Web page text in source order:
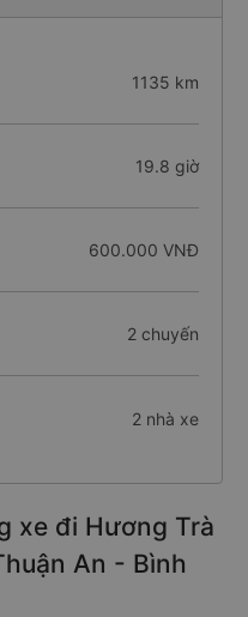
1135 km
19.8 giờ
600.000 VNĐ
2 chuyến
2 nhà xe
xe đi Hương Trà
An - Bình